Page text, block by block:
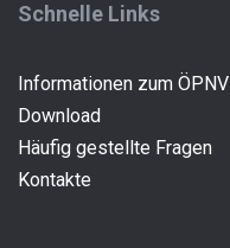
Schnelle Links
Informationen zum ÖPNV
Download
Häufig gestellte Fragen
Kontakte